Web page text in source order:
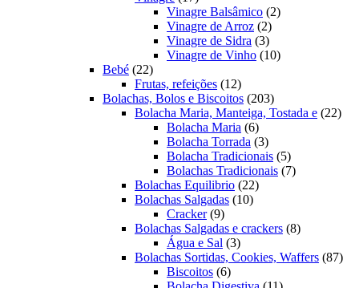
produtos
Vinagre Balsâmico 22
Vinagre de Arroz 22
produtos
Vinagre de Sidra 33
produtos
Vinagre de Vinho 1010
Bebé 2222
produtos
Frutas, refeições 1212
produtos
Bolachas, Bolos e Biscoitos 203203
produtos
Bolacha Maria, Manteiga, Tostada e 2222
Bolacha Maria 66
produtos
Bolacha Torrada 33
produtos
Bolacha Tradicionais 55
produtos
Bolachas Tradicionais 77
Bolachas Equilibrio 2222
Bolachas Salgadas 1010
Cracker 99
produtos
Bolachas Salgadas e crackers 88
Água e Sal 33
produtos
Bolachas Sortidas, Cookies, Waffers 8787
Biscoitos 66